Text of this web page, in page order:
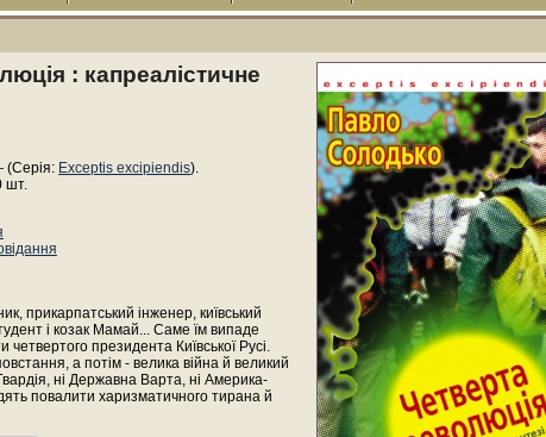
: капреалістичне
Exceptis excipiendis).
шт.
прикарпатський інженер, київський
і козак Мамай... Саме їм випаде
президента Київської Русі.
а потім - велика війна й великий
ні Державна Варта, ні Америка-
повалити харизматичного тирана й